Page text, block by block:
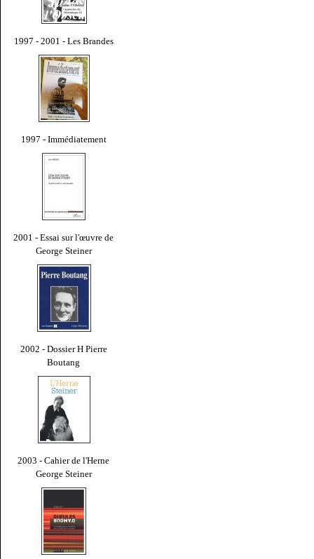
1997 - 2001 - Les Brandes
1997 - Immédiatement
2001 - Essai sur l'œuvre de
George Steiner
2002 - Dossier H Pierre
Boutang
2003 - Cahier de l'Herne
George Steiner